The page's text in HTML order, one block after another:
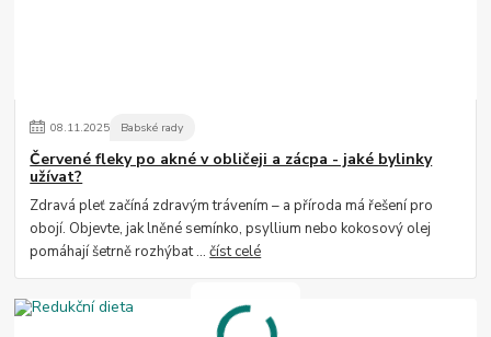
08.11.2025 Babské rady
Červené fleky po akné v obličeji a zácpa - jaké bylinky
užívat?
Zdravá pleť začíná zdravým trávením – a příroda má řešení pro
obojí. Objevte, jak lněné semínko, psyllium nebo kokosový olej
pomáhají šetrně rozhýbat ...číst celé